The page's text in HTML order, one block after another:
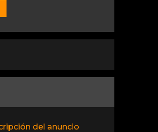
del anuncio